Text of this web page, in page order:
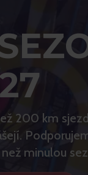
200 km
minulou